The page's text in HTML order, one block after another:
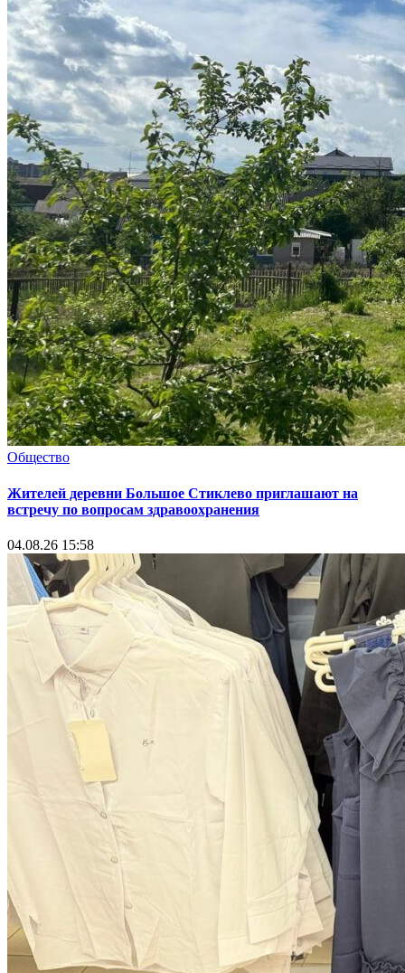
Общество
Жителей деревни Большое Стиклево приглашают на
встречу по вопросам здравоохранения
04.08.26 15:58